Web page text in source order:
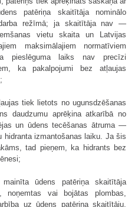
patēriņa skaitītāja nominālo
režīmā; ja skaitītāja nav —
vietu skaita un Latvijas
maksimālajiem normatīviem
pieslēguma laiks nav precīzi
ka pakalpojumi bez atļaujas
tiek lietots no ugunsdzēšanas
daudzumu aprēķina atkarībā no
un ūdens tecēšanas ātruma —
hidranta izmantošanas laiku. Ja šis
tad pieņem, ka hidrants bez
ūdens patēriņa skaitītāja
noņemtas vai bojātas plombas,
uz ūdens patēriņa skaitītāju,